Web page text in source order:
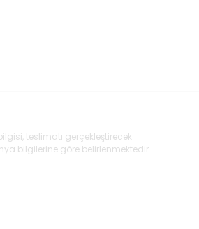
teslimatı gerçekleştirecek
bilgilerine göre belirlenmektedir.